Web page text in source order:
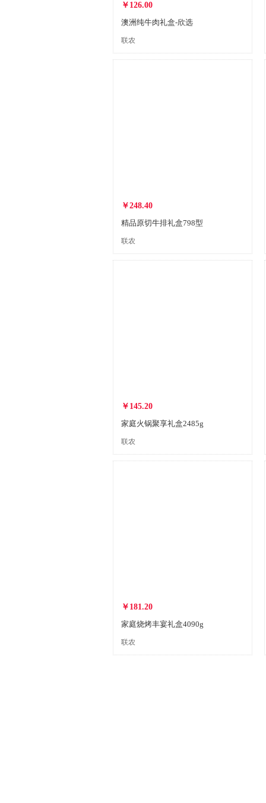
￥126.00
澳洲纯牛肉礼盒-欣选
联农
￥248.40
精品原切牛排礼盒798型
联农
￥145.20
家庭火锅聚享礼盒2485g
联农
￥181.20
家庭烧烤丰宴礼盒4090g
联农